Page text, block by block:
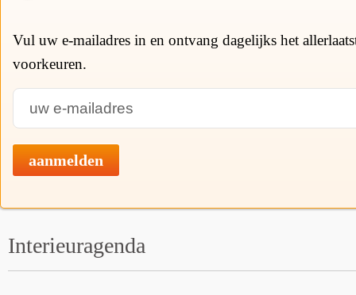
Vul uw e-mailadres in en ontvang dagelijks het
voorkeuren.
aanmelden
Interieuragenda